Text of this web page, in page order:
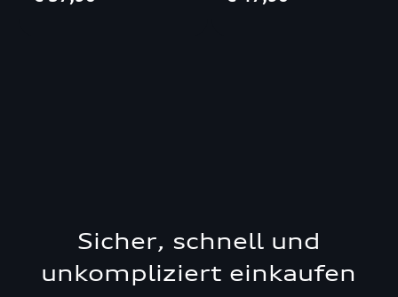
Sicher, schnell und
unkompliziert einkaufen